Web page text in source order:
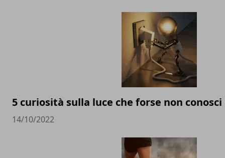
5 curiosità sulla luce che forse non
14/10/2022